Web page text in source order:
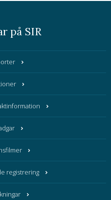
på SIR
registrering